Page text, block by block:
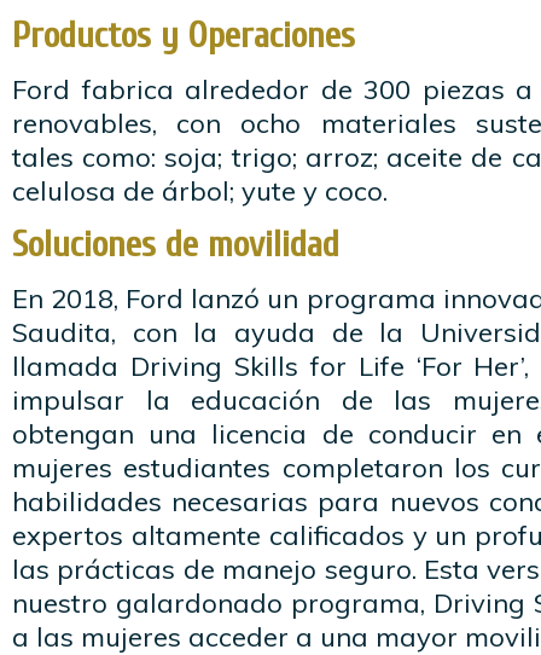
Productos y Operaciones
Ford fabrica alrededor de 300 piezas
renovables, con ocho materiales
tales como: soja; trigo; arroz; aceite de
celulosa de árbol; yute y coco.
Soluciones de movilidad
En 2018, Ford lanzó un programa
Saudita, con la ayuda de la
llamada Driving Skills for Life ‘For
impulsar la educación de las
obtengan una licencia de conducir
mujeres estudiantes completaron los
habilidades necesarias para nuevos
expertos altamente calificados y un
las prácticas de manejo seguro. Esta
nuestro galardonado programa, Driving
a las mujeres acceder a una mayor